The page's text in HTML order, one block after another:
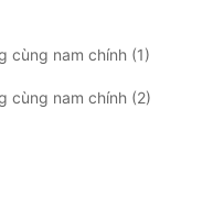
cùng nam chính (1)
cùng nam chính (2)